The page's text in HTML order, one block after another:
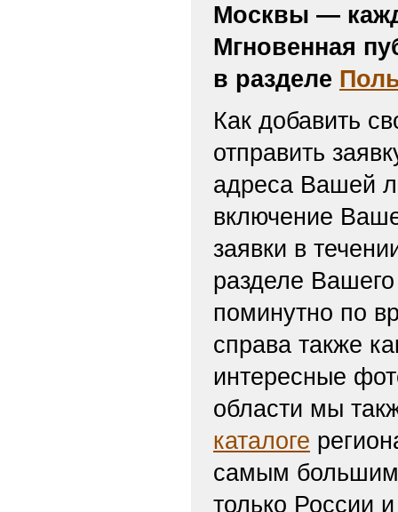
Москвы —
Мгновенная
в разделе
Как добавить
отправить
адреса Вашей
включение
заявки в
разделе
поминутно по
справа также
интересные
области мы
каталоге
самым большим
только России